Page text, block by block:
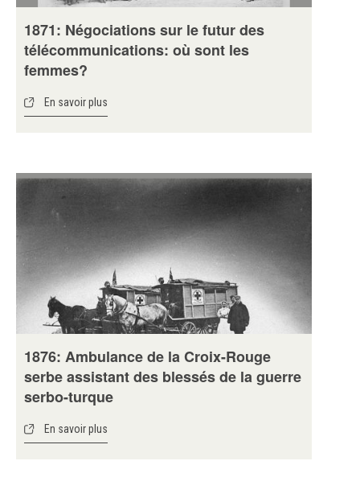
1871: Négociations sur le futur des
télécommunications: où sont les
femmes?
En savoir plus
1876: Ambulance de la Croix-Rouge
serbe assistant des blessés de la guerre
serbo-turque
En savoir plus